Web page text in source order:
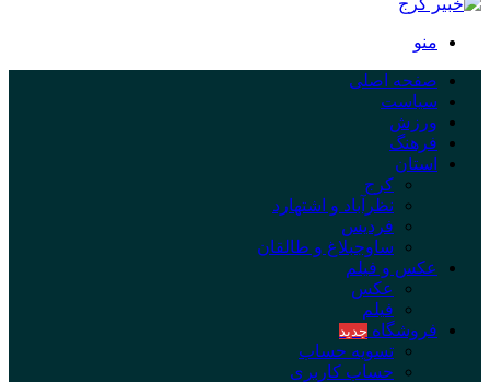
منو
صفحه اصلی
سیاست
ورزش
فرهنگ
استان
کرج
نظرآباد و اشتهارد
فردیس
ساوجبلاغ و طالقان
عکس و فیلم
عکس
فیلم
فروشگاه جدید
تسویه حساب
حساب کاربری